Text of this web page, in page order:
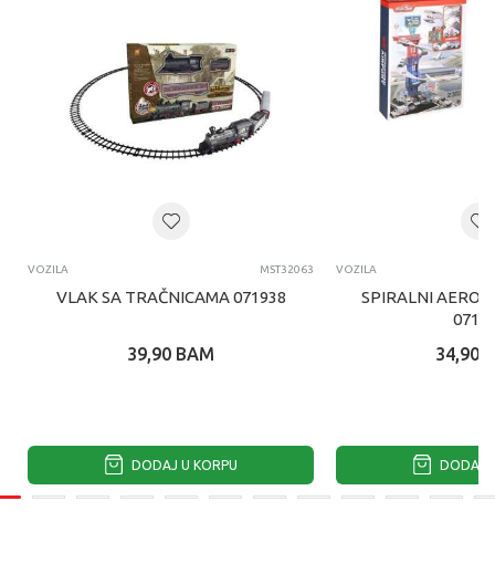
VOZILA MST32063
VLAK SA TRAČNICAMA 071938
39,90 BAM
DODAJ U KORPU
VOZILA
SPIRALNI
34,90
DODAJ